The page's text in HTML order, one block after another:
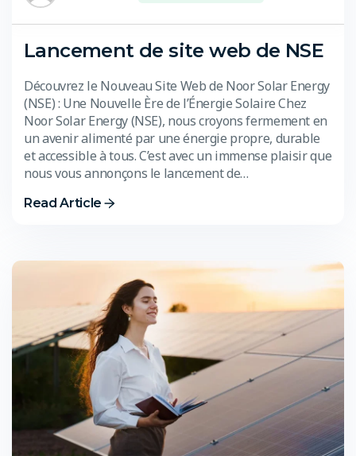
Lancement de site web de NSE
Découvrez le Nouveau Site Web de Noor Solar Energy
(NSE) : Une Nouvelle Ère de l’Énergie Solaire Chez
Noor Solar Energy (NSE), nous croyons fermement en
un avenir alimenté par une énergie propre, durable
et accessible à tous. C’est avec un immense plaisir que
nous vous annonçons le lancement de…
Read Article